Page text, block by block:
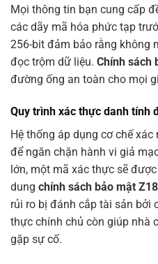
Mọi thông tin bạn cung cấp
các dãy mã hóa phức tạp
256-bit đảm bảo rằng không
đọc trộm dữ liệu. Chính sách
đường ống an toàn cho mọi
Quy trình xác thực danh tính
Hệ thống áp dụng cơ chế
để ngăn chặn hành vi giả
lớn, một mã xác thực sẽ
dung chính sách bảo mật
rủi ro bị đánh cắp tài sản bởi
thực chính chủ còn giúp nhà
gặp sự cố.